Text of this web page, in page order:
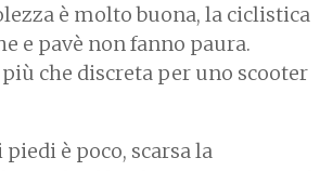
è molto buona, la ciclistica
e pavè non fanno paura.
che discreta per uno scooter
è poco, scarsa la